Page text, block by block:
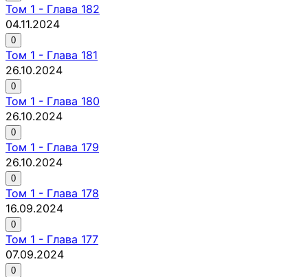
Том 1 - Глава 182
04.11.2024
0
Том 1 - Глава 181
26.10.2024
0
Том 1 - Глава 180
26.10.2024
0
Том 1 - Глава 179
26.10.2024
0
Том 1 - Глава 178
16.09.2024
0
Том 1 - Глава 177
07.09.2024
0